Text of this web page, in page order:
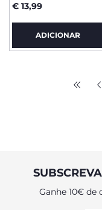
€ 13,99
ADICIONAR
Ganhe 10€ de